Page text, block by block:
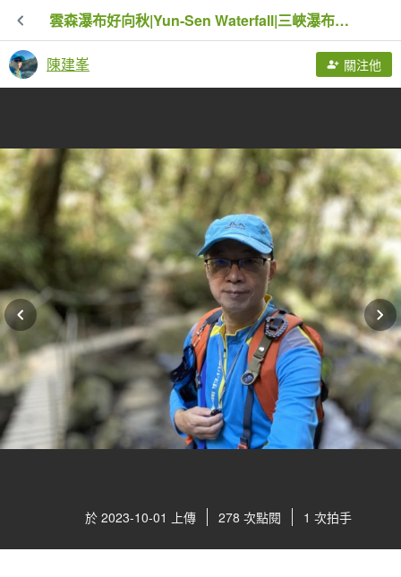
雲森瀑布好向秋|Yun-Sen Waterfall|三峽瀑布群秘境|熊空逐鹿卡保|峯花雪月
陳建峯 關注他
於 2023-10-01 上傳 278 次點閱 1 次拍手